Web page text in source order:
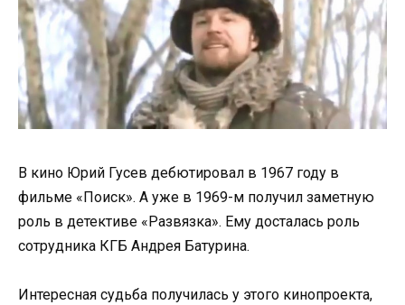
В кино Юрий Гусев дебютировал в 1967 году в
фильме «Поиск». А уже в 1969-м получил заметную
роль в детективе «Развязка». Ему досталась роль
сотрудника КГБ Андрея Батурина.
Интересная судьба получилась у этого кинопроекта,